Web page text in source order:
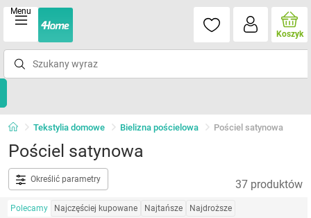
Menu
Koszyk
Tekstylia domowe Bielizna pościelowa Pościel satynowa
Pościel satynowa
Określić parametry 37 produktów
Polecamy Najczęściej kupowane Najtańsze Najdroższe